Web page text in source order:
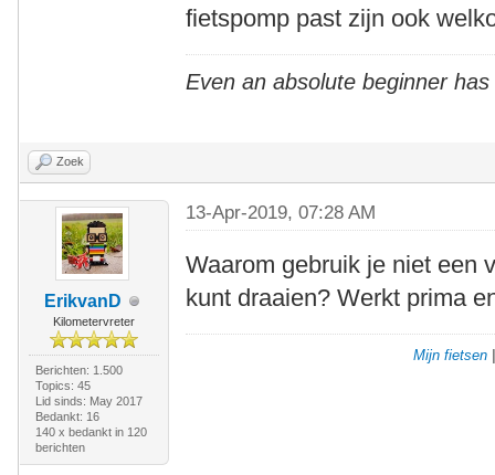
fietspomp past zijn ook
Even an absolute beginner
Zoek
ErikvanD
Kilometervreter
Berichten: 1.500
Topics: 45
Lid sinds: May 2017
Bedankt: 16
140 x bedankt in 120
berichten
13-Apr-2019, 07:28 AM
Waarom gebruik je niet een
kunt draaien? Werkt prima
Mijn fietsen